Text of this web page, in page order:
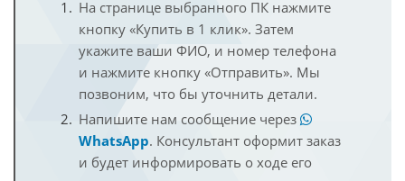
На странице выбранного ПК нажмите
кнопку «Купить в 1 клик». Затем
укажите ваши ФИО, и номер телефона
и нажмите кнопку «Отправить». Мы
позвоним, что бы уточнить детали.
Напишите нам сообщение через
WhatsApp. Консультант оформит заказ
и будет информировать о ходе его